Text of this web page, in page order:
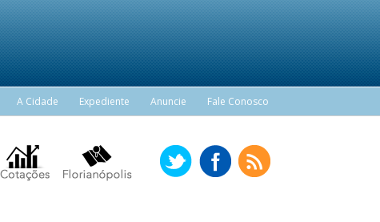
A Cidade Expediente Anuncie Fale Conosco